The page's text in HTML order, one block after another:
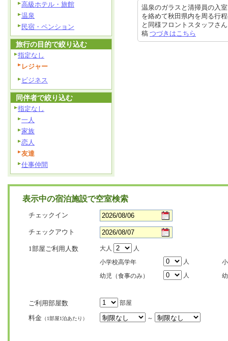
温泉のガラスと清掃員の入
を絡めて秋田県内を周る行
と同様フロントスタッフさ
稿 つづきはこちら
高級ホテル・旅館
温泉
民宿・ペンション
旅行の目的で絞り込む
指定なし
レジャー
ビジネス
同伴者で絞り込む
指定なし
一人
家族
恋人
友達
仕事仲間
表示中の宿泊施設で空室検索
チェックイン
チェックアウト
1部屋ご利用人数 大人
人
小学校高学年
人
幼児（食事のみ）
人
ご利用部屋数 部屋
料金 （1部屋1泊あたり） ～